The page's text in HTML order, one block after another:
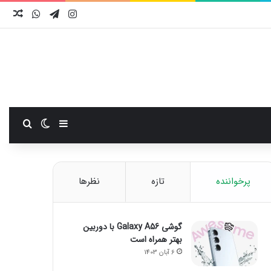
اینستاگرام
تلگرام واتس
سایدبارتغییر
پرخواننده تازه نظرها
گوشی Galaxy A56 با دوربین
بهتر همراه است
6 آبان 1403